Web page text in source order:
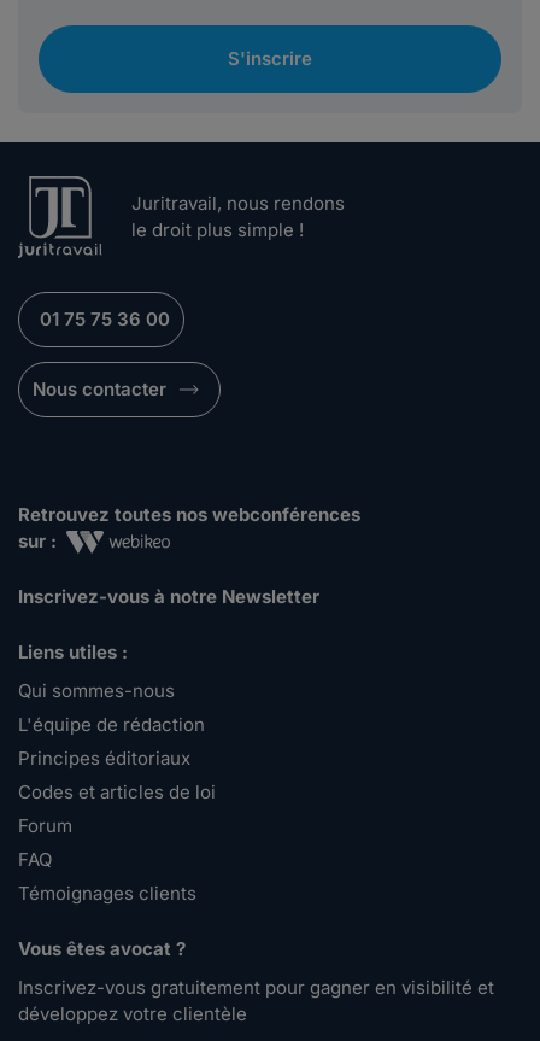
S'inscrire
Juritravail, nous rendons
le droit plus simple !
01 75 75 36 00
Nous contacter
Retrouvez toutes nos webconférences
sur :
Inscrivez-vous à notre Newsletter
Liens utiles :
Qui sommes-nous
L'équipe de rédaction
Principes éditoriaux
Codes et articles de loi
Forum
FAQ
Témoignages clients
Vous êtes avocat ?
Inscrivez-vous gratuitement pour gagner en visibilité et
développez votre clientèle